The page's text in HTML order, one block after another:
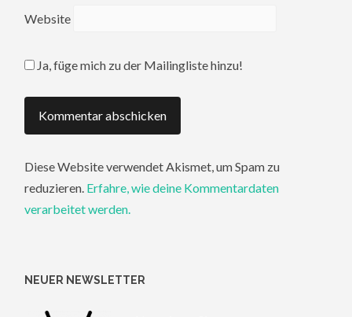
Website
Ja, füge mich zu der Mailingliste hinzu!
Diese Website verwendet Akismet, um Spam zu
reduzieren. Erfahre, wie deine Kommentardaten
verarbeitet werden.
NEUER NEWSLETTER